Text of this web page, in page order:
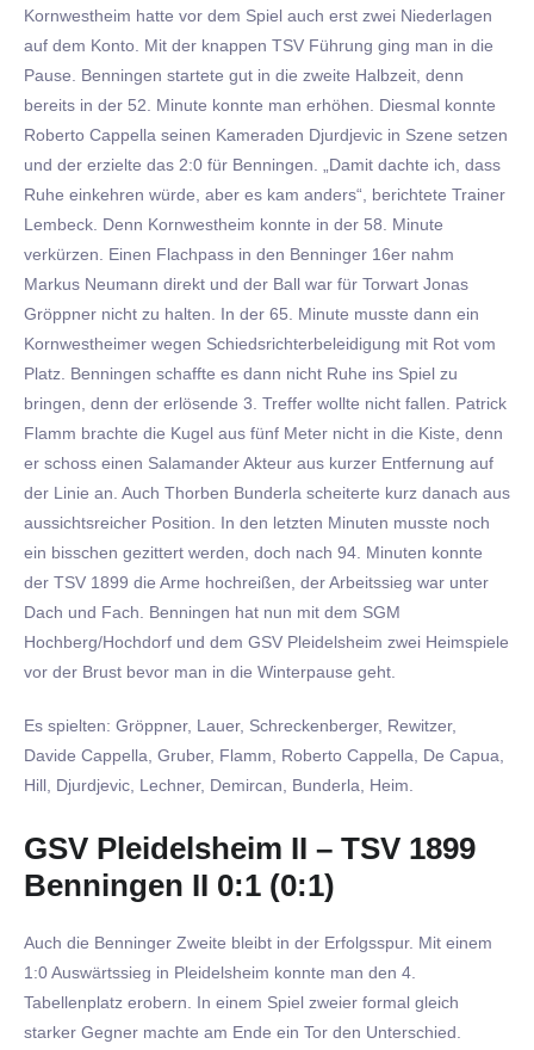
Kornwestheim hatte vor dem Spiel auch erst zwei Niederlagen
auf dem Konto. Mit der knappen TSV Führung ging man in die
Pause. Benningen startete gut in die zweite Halbzeit, denn
bereits in der 52. Minute konnte man erhöhen. Diesmal konnte
Roberto Cappella seinen Kameraden Djurdjevic in Szene setzen
und der erzielte das 2:0 für Benningen. „Damit dachte ich, dass
Ruhe einkehren würde, aber es kam anders“, berichtete Trainer
Lembeck. Denn Kornwestheim konnte in der 58. Minute
verkürzen. Einen Flachpass in den Benninger 16er nahm
Markus Neumann direkt und der Ball war für Torwart Jonas
Gröppner nicht zu halten. In der 65. Minute musste dann ein
Kornwestheimer wegen Schiedsrichterbeleidigung mit Rot vom
Platz. Benningen schaffte es dann nicht Ruhe ins Spiel zu
bringen, denn der erlösende 3. Treffer wollte nicht fallen. Patrick
Flamm brachte die Kugel aus fünf Meter nicht in die Kiste, denn
er schoss einen Salamander Akteur aus kurzer Entfernung auf
der Linie an. Auch Thorben Bunderla scheiterte kurz danach aus
aussichtsreicher Position. In den letzten Minuten musste noch
ein bisschen gezittert werden, doch nach 94. Minuten konnte
der TSV 1899 die Arme hochreißen, der Arbeitssieg war unter
Dach und Fach. Benningen hat nun mit dem SGM
Hochberg/Hochdorf und dem GSV Pleidelsheim zwei Heimspiele
vor der Brust bevor man in die Winterpause geht.
Es spielten: Gröppner, Lauer, Schreckenberger, Rewitzer,
Davide Cappella, Gruber, Flamm, Roberto Cappella, De Capua,
Hill, Djurdjevic, Lechner, Demircan, Bunderla, Heim.
GSV Pleidelsheim II – TSV 1899
Benningen II 0:1 (0:1)
Auch die Benninger Zweite bleibt in der Erfolgsspur. Mit einem
1:0 Auswärtssieg in Pleidelsheim konnte man den 4.
Tabellenplatz erobern. In einem Spiel zweier formal gleich
starker Gegner machte am Ende ein Tor den Unterschied.